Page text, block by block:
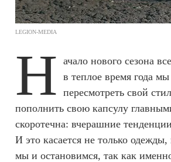
LEGION-MEDIA
Н ачало нового сезона
в теплое время года
пересмотреть свой
пополнить свою капсулу
скоротечна: вчерашние
И это касается не только
мы и остановимся, так как